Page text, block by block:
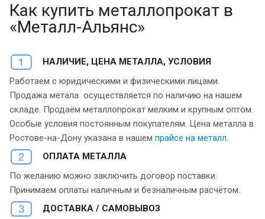
Как купить металлопрокат в
«Металл-Альянс»
НАЛИЧИЕ, ЦЕНА МЕТАЛЛА, УСЛОВИЯ
Работаем с юридическими и физическими лицами.
Продажа метала осуществляется по наличию на нашем
складе. Продаём металлопрокат мелким и крупным оптом.
Особые условия постоянным покупателям. Цена металла в
Ростове-на-Дону указана в нашем прайсе на металл.
ОПЛАТА МЕТАЛЛА
По желанию можно заключить договор поставки.
Принимаем оплаты наличным и безналичным расчётом.
ДОСТАВКА / САМОВЫВОЗ